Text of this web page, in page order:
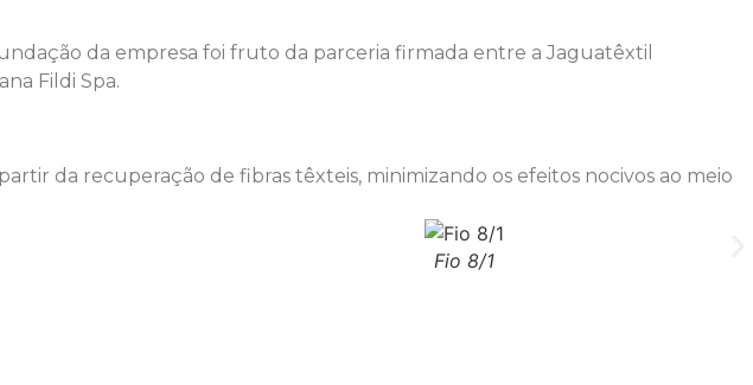
da empresa foi fruto da parceria firmada entre a Jaguatêxtil
Fildi Spa.
da recuperação de fibras têxteis, minimizando os efeitos nocivos ao meio
Fio 8/1